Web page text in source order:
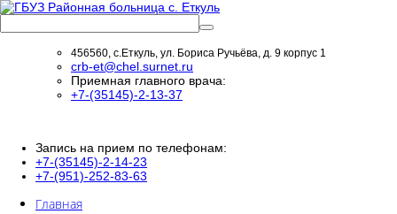
456560, с.Еткуль, ул. Бориса Ручьёва, д. 9 корпус 1
crb-et@chel.surnet.ru
Приемная главного врача:
+7-(35145)-2-13-37
Запись на прием по телефонам:
+7-(35145)-2-14-23
+7-(951)-252-83-63
Главная